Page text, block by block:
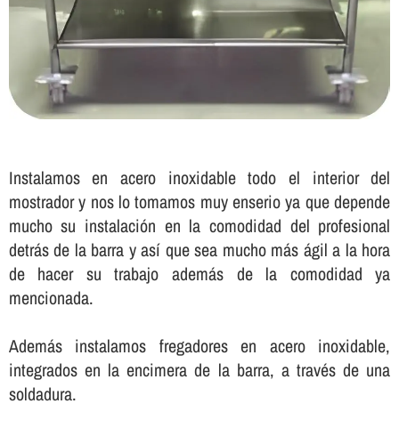
Instalamos en acero inoxidable todo el interior del
mostrador y nos lo tomamos muy enserio ya que depende
mucho su instalación en la comodidad del profesional
detrás de la barra y así­ que sea mucho más ágil a la hora
de hacer su trabajo además de la comodidad ya
mencionada.
Además instalamos fregadores en acero inoxidable,
integrados en la encimera de la barra, a través de una
soldadura.